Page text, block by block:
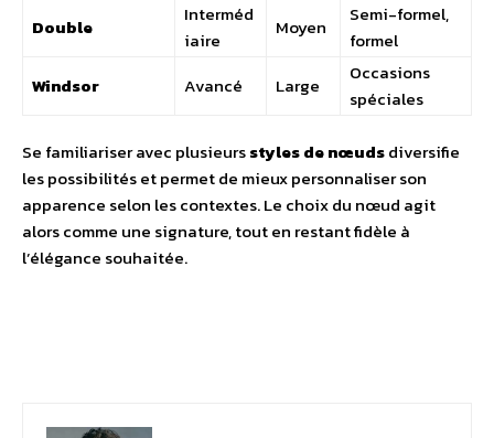
Double
Interméd
iaire
Moyen
Semi-formel,
formel
Windsor
Avancé Large
Occasions
spéciales
Se familiariser avec plusieursstyles de nœudsdiversifie
les possibilités et permet de mieux personnaliser son
apparence selon les contextes. Le choix du nœud agit
alors comme une signature, tout en restant fidèle à
l’élégance souhaitée.